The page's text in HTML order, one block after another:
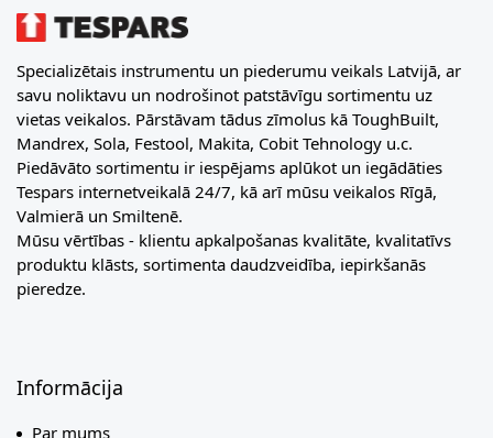
Specializētais instrumentu un piederumu veikals Latvijā, ar
savu noliktavu un nodrošinot patstāvīgu sortimentu uz
vietas veikalos. Pārstāvam tādus zīmolus kā ToughBuilt,
Mandrex, Sola, Festool, Makita, Cobit Tehnology u.c.
Piedāvāto sortimentu ir iespējams aplūkot un iegādāties
Tespars internetveikalā 24/7, kā arī mūsu veikalos Rīgā,
Valmierā un Smiltenē.
Mūsu vērtības - klientu apkalpošanas kvalitāte, kvalitatīvs
produktu klāsts, sortimenta daudzveidība, iepirkšanās
pieredze.
Informācija
Par mums